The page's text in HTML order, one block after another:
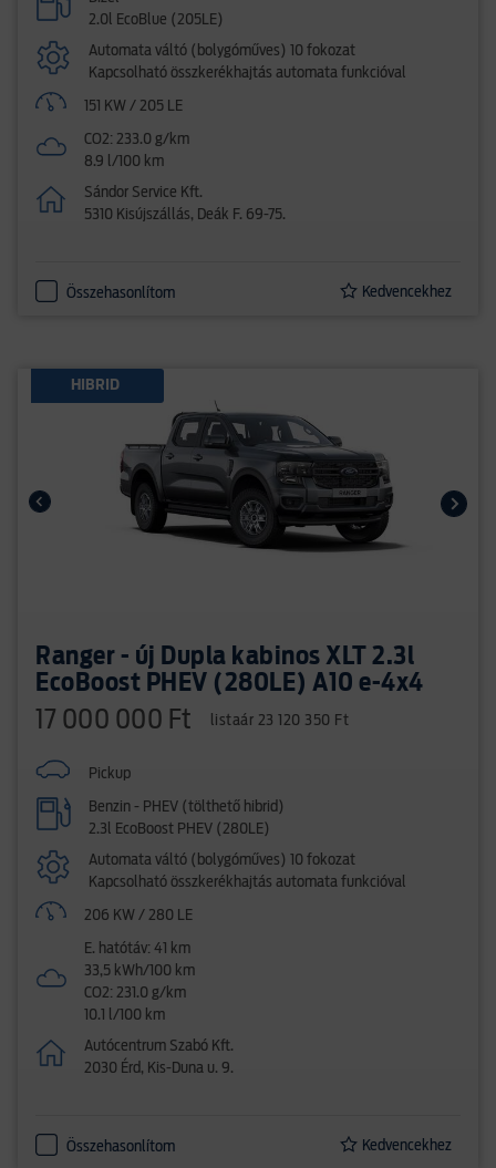
2.0l EcoBlue (205LE)
Automata váltó (bolygóműves) 10 fokozat
Kapcsolható összkerékhajtás automata funkcióval
151 KW / 205 LE
CO2: 233.0 g/km
8.9 l/100 km
Sándor Service Kft.
5310 Kisújszállás, Deák F. 69-75.
Összehasonlítom Kedvencekhez
HIBRID
Ranger - új Dupla kabinos XLT 2.3l
EcoBoost PHEV (280LE) A10 e-4x4
17 000 000 Ft listaár 23 120 350 Ft
Pickup
Benzin - PHEV (tölthető hibrid)
2.3l EcoBoost PHEV (280LE)
Automata váltó (bolygóműves) 10 fokozat
Kapcsolható összkerékhajtás automata funkcióval
206 KW / 280 LE
E. hatótáv: 41 km
33,5 kWh/100 km
CO2: 231.0 g/km
10.1 l/100 km
Autócentrum Szabó Kft.
2030 Érd, Kis-Duna u. 9.
Összehasonlítom Kedvencekhez